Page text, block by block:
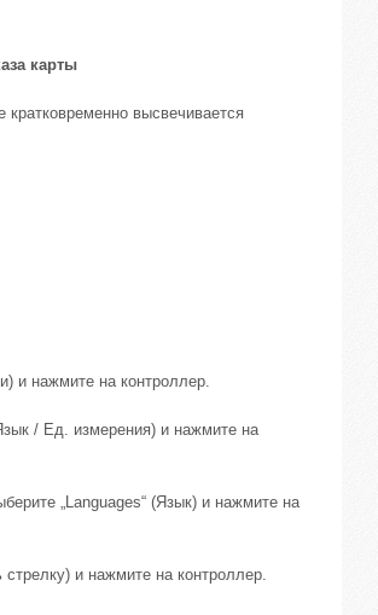
карты
кратковременно высвечивается
и нажмите на контроллер.
/ Ед. измерения) и нажмите на
„Languages“ (Язык) и нажмите на
и нажмите на контроллер.